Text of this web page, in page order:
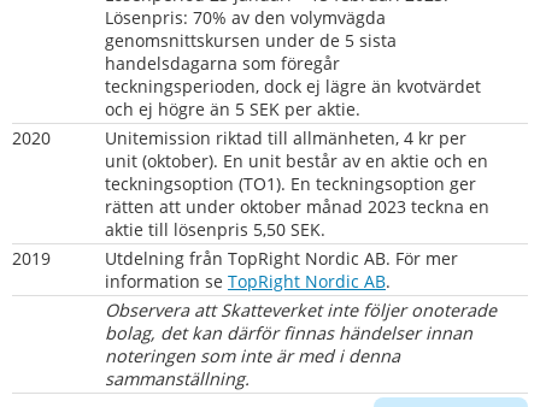
Lösenpris: 70% av den volymvägda
genomsnittskursen under de 5 sista
handelsdagarna som föregår
teckningsperioden, dock ej lägre än kvotvärdet
och ej högre än 5 SEK per aktie.
2020
Unitemission riktad till allmänheten, 4 kr per
unit (oktober). En unit består av en aktie och en
teckningsoption (TO1). En teckningsoption ger
rätten att under oktober månad 2023 teckna en
aktie till lösenpris 5,50 SEK.
2019
Utdelning från TopRight Nordic AB. För mer
information se TopRight Nordic AB.
Observera att Skatteverket inte följer onoterade
bolag, det kan därför finnas händelser innan
noteringen som inte är med i denna
sammanställning.